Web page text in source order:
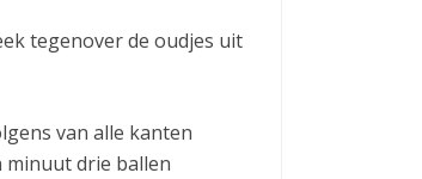
tegenover de oudjes uit
van alle kanten
minuut drie ballen